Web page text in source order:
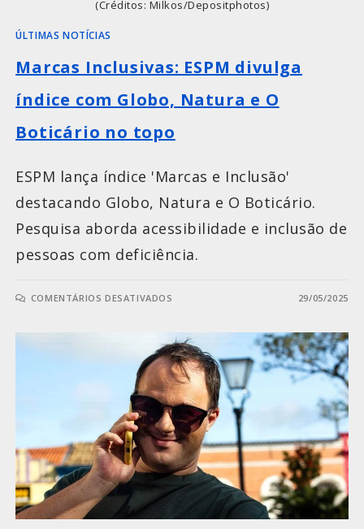
(Créditos: Milkos/Depositphotos)
ÚLTIMAS NOTÍCIAS
Marcas Inclusivas: ESPM divulga
índice com Globo, Natura e O
Boticário no topo
ESPM lança índice 'Marcas e Inclusão'
destacando Globo, Natura e O Boticário.
Pesquisa aborda acessibilidade e inclusão de
pessoas com deficiência.
COMENTÁRIOS DESATIVADOS 29/05/2025